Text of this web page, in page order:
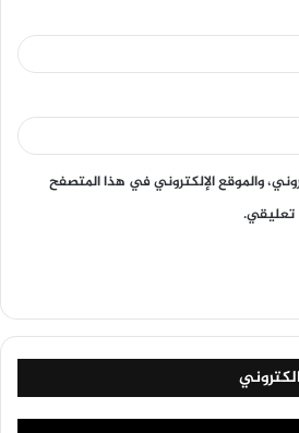
والموقع الإلكتروني في هذا المتصفح
تعليقي.